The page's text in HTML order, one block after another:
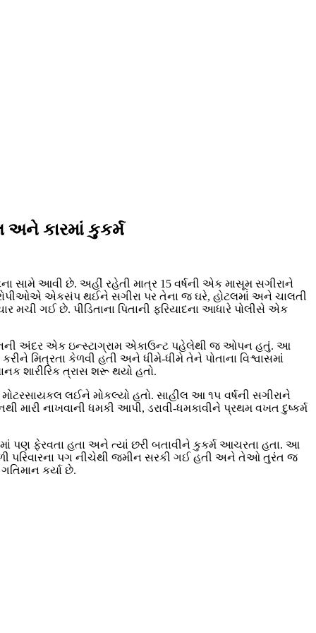
અને કારમાં કુકર્મ
સામે આવી છે. અહીં રહેતી માત્ર 15 વર્ષની એક માસૂમ સગીરાને
આરોપીઓએ એકસંપ થઈને સગીરા પર તેના જ ઘરે, હોટલમાં અને ચાલતી
મચી ગઈ છે. પીડિતાના પિતાની ફરિયાદના આધારે પોલીસે એક
અંદર એક ઇન્સ્ટાગ્રામ એકાઉન્ટ પહેલેથી જ ઓપન હતું. આ
મિત્રતા કેળવી હતી અને ધીમે-ધીમે તેને પોતાના વિશ્વાસમાં
શારીરિક ત્રાસ શરૂ થયો હતો.
મોટરસાયકલ લઈને મોકલ્યો હતો. સાહીલ આ ૧૫ વર્ષની સગીરાને
નાખવાની ધમકી આપી, ડરાવી-ધમકાવીને પ્રથમ વખત દુષ્કર્મ
પણ ફેરવતા હતા અને ત્યાં છરી બતાવીને કુકર્મ આચરતા હતા. આ
પરિવારના પગ નીચેથી જમીન સરકી ગઈ હતી અને તેઓ તુરંત જ
કર્યા છે.